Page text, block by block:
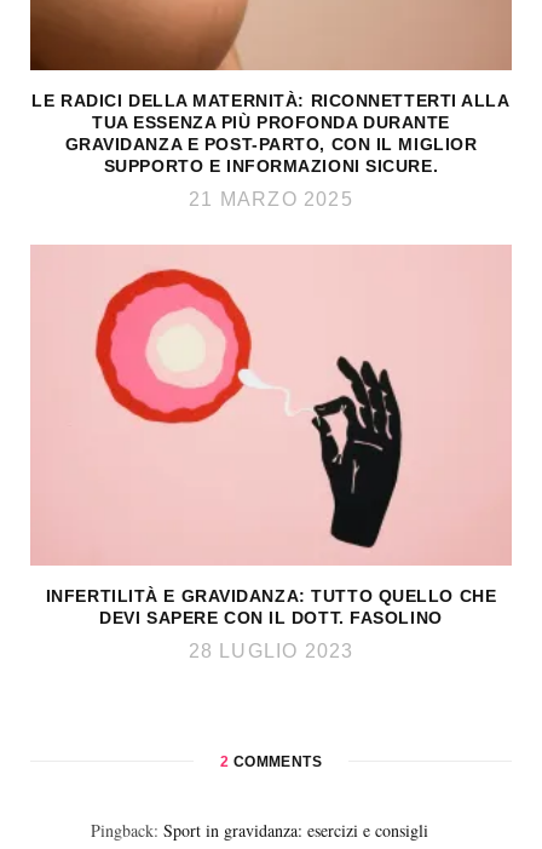
LE RADICI DELLA MATERNITÀ: RICONNETTERTI ALLA
TUA ESSENZA PIÙ PROFONDA DURANTE
GRAVIDANZA E POST-PARTO, CON IL MIGLIOR
SUPPORTO E INFORMAZIONI SICURE.
21 MARZO 2025
INFERTILITÀ E GRAVIDANZA: TUTTO QUELLO CHE
DEVI SAPERE CON IL DOTT. FASOLINO
28 LUGLIO 2023
2 COMMENTS
Pingback: Sport in gravidanza: esercizi e consigli